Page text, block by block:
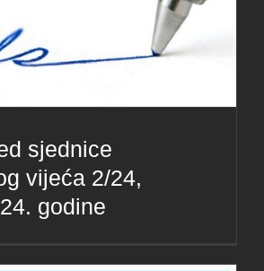
sjednice
vijeća 2/24,
godine